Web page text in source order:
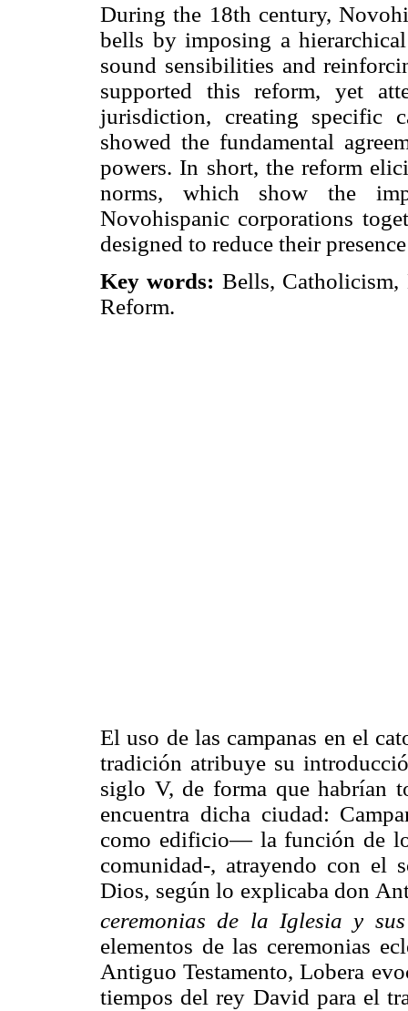
During the 18th century,
bells by imposing a
sound sensibilities and
supported this reform, yet
jurisdiction, creating specific
showed the fundamental
powers. In short, the reform
norms, which show the
Novohispanic corporations
designed to reduce their
Key words: Bells, Catholicism,
Reform.
El uso de las campanas en el
tradición atribuye su
siglo V, de forma que habrían
encuentra dicha ciudad:
como edificio— la función de
comunidad-, atrayendo con el
Dios, según lo explicaba don
ceremonias de la Iglesia y
elementos de las ceremonias
Antiguo Testamento, Lobera
tiempos del rey David para el